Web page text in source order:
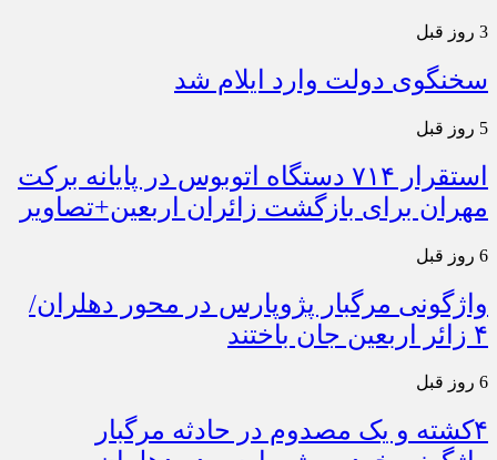
3 روز قبل
سخنگوی دولت وارد ایلام شد
5 روز قبل
استقرار ۷۱۴ دستگاه اتوبوس در پایانه برکت
مهران برای بازگشت زائران اربعین+تصاویر
6 روز قبل
واژگونی مرگبار پژوپارس در محور دهلران/
۴ زائر اربعین جان باختند
6 روز قبل
۴کشته و یک مصدوم در حادثه مرگبار